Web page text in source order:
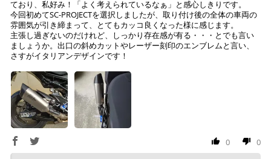
ており、私好み！「よく考えられているなぁ」と感心しきりです。
今回初めてSC-PROJECTを選択しましたが、取り付け後の全体の車両の
雰囲気が引き締まって、とてもカッコ良くなった様に感じます。
主張し過ぎないのだけれど、しっかり存在感が有る・・・とでも言い
ましょうか。出口の斜めカットやレーザー刻印のエンブレムと言い、
さすがイタリアンデザインです！
0 0